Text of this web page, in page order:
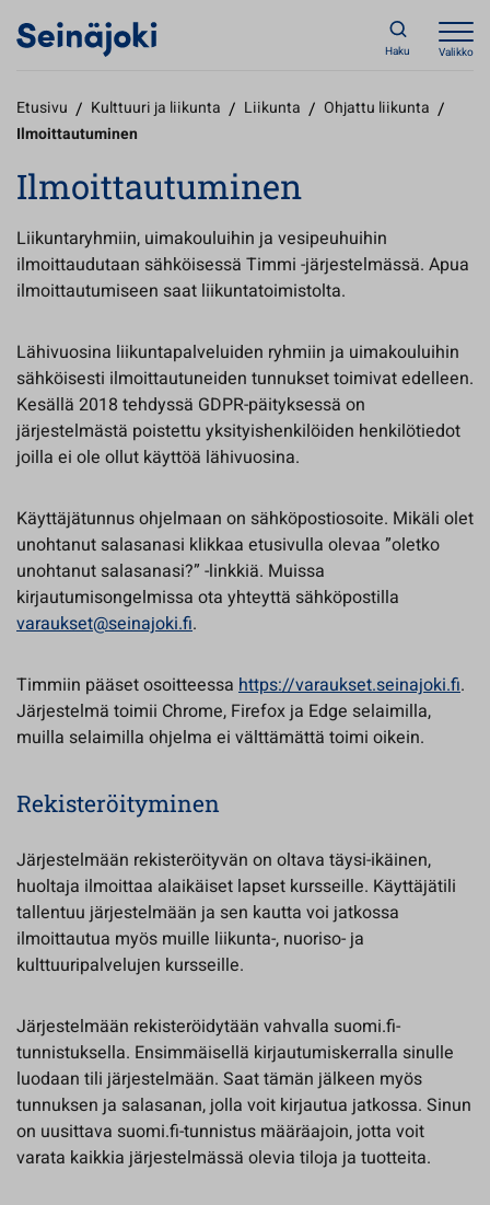
Haku Valikko
Etusivu / Kulttuuri ja liikunta / Liikunta / Ohjattu liikunta /
Ilmoittautuminen
Ilmoittautuminen
Liikuntaryhmiin, uimakouluihin ja vesipeuhuihin
ilmoittaudutaan sähköisessä Timmi -järjestelmässä. Apua
ilmoittautumiseen saat liikuntatoimistolta.
Lähivuosina liikuntapalveluiden ryhmiin ja uimakouluihin
sähköisesti ilmoittautuneiden tunnukset toimivat edelleen.
Kesällä 2018 tehdyssä GDPR-päityksessä on
järjestelmästä poistettu yksityishenkilöiden henkilötiedot
joilla ei ole ollut käyttöä lähivuosina.
Käyttäjätunnus ohjelmaan on sähköpostiosoite. Mikäli olet
unohtanut salasanasi klikkaa etusivulla olevaa ”oletko
unohtanut salasanasi?” -linkkiä. Muissa
kirjautumisongelmissa ota yhteyttä sähköpostilla
varaukset@seinajoki.fi.
Timmiin pääset osoitteessa https://varaukset.seinajoki.fi.
Järjestelmä toimii Chrome, Firefox ja Edge selaimilla,
muilla selaimilla ohjelma ei välttämättä toimi oikein.
Rekisteröityminen
Järjestelmään rekisteröityvän on oltava täysi-ikäinen,
huoltaja ilmoittaa alaikäiset lapset kursseille. Käyttäjätili
tallentuu järjestelmään ja sen kautta voi jatkossa
ilmoittautua myös muille liikunta-, nuoriso- ja
kulttuuripalvelujen kursseille.
Järjestelmään rekisteröidytään vahvalla suomi.fi-
tunnistuksella. Ensimmäisellä kirjautumiskerralla sinulle
luodaan tili järjestelmään. Saat tämän jälkeen myös
tunnuksen ja salasanan, jolla voit kirjautua jatkossa. Sinun
on uusittava suomi.fi-tunnistus määräajoin, jotta voit
varata kaikkia järjestelmässä olevia tiloja ja tuotteita.